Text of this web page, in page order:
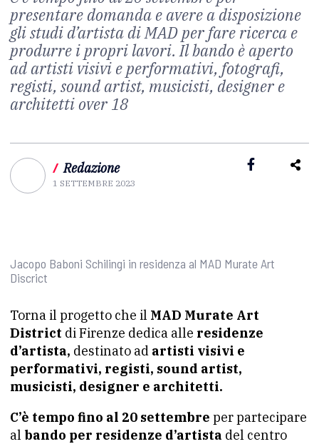
presentare domanda e avere a disposizione
gli studi d’artista di MAD per fare ricerca e
produrre i propri lavori. Il bando è aperto
ad artisti visivi e performativi, fotografi,
registi, sound artist, musicisti, designer e
architetti over 18
/ Redazione
1 SETTEMBRE 2023
Jacopo Baboni Schilingi in residenza al MAD Murate Art
Discrict
Torna il progetto che il MAD Murate Art
District di Firenze dedica alle residenze
d’artista, destinato ad artisti visivi e
performativi, registi, sound artist,
musicisti, designer e architetti.
C’è tempo fino al 20 settembre per partecipare
al bando per residenze d’artista del centro